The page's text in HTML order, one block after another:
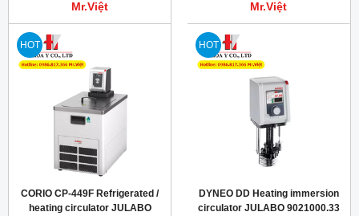
Mr.Việt
Mr.Việt
HOT
CORIO CP-449F Refrigerated /
heating circulator JULABO
HOT
DYNEO DD Heating immersion
circulator JULABO 9021000.33